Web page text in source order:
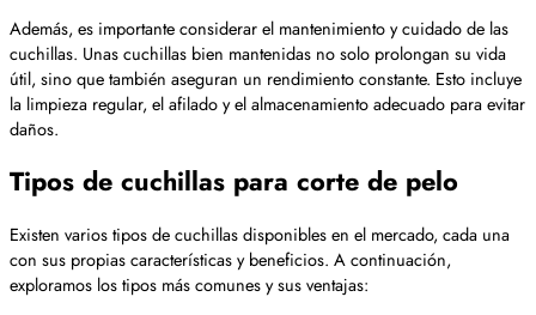
Además, es importante considerar el mantenimiento y cuidado de las
cuchillas. Unas cuchillas bien mantenidas no solo prolongan su vida
útil, sino que también aseguran un rendimiento constante. Esto incluye
la limpieza regular, el afilado y el almacenamiento adecuado para evitar
daños.
Tipos de cuchillas para corte de pelo
Existen varios tipos de cuchillas disponibles en el mercado, cada una
con sus propias características y beneficios. A continuación,
exploramos los tipos más comunes y sus ventajas: